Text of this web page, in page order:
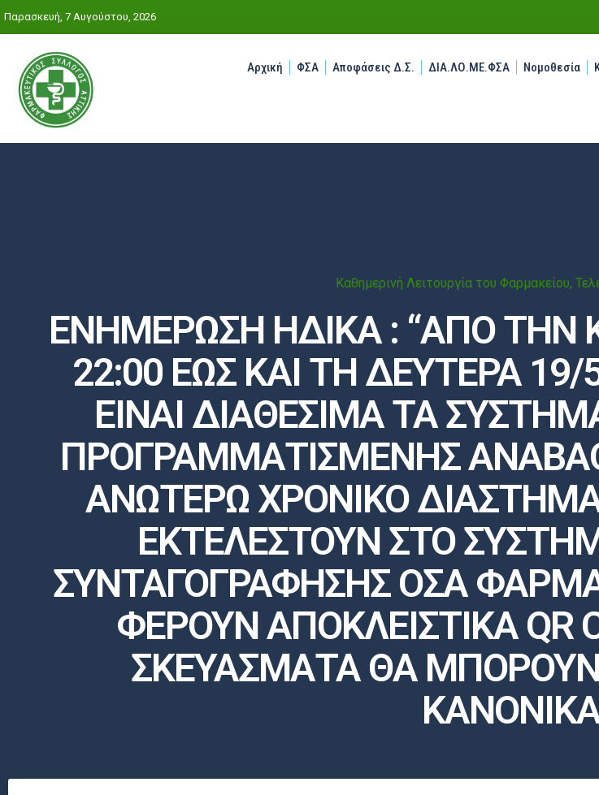
Παρασκευή, 7 Αυγούστου, 2026
Αρχική ΦΣΑ Αποφάσεις Δ.Σ. ΔΙΑ.ΛΟ.ΜΕ.ΦΣΑ Νομοθεσία
Καθημερινή Λειτουργία του Φαρμακείου,
ΕΝΗΜΕΡΩΣΗ ΗΔΙΚΑ : “ΑΠΟ ΤΗΝ
22:00 ΕΩΣ ΚΑΙ ΤΗ ΔΕΥΤΕΡΑ 19/
ΕΙΝΑΙ ΔΙΑΘΕΣΙΜΑ ΤΑ
ΠΡΟΓΡΑΜΜΑΤΙΣΜΕΝΗΣ
ΑΝΩΤΕΡΩ ΧΡΟΝΙΚΟ
ΕΚΤΕΛΕΣΤΟΥΝ ΣΤΟ
ΣΥΝΤΑΓΟΓΡΑΦΗΣΗΣ ΟΣΑ
ΦΕΡΟΥΝ ΑΠΟΚΛΕΙΣΤΙΚΑ QR
ΣΚΕΥΑΣΜΑΤΑ ΘΑ